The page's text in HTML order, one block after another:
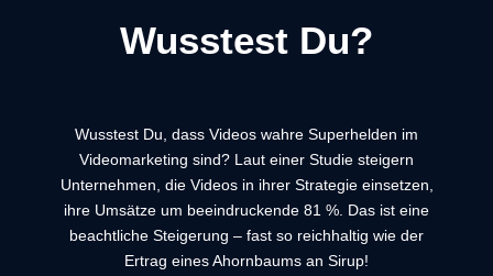
Wusstest Du?
Wusstest Du, dass Videos wahre Superhelden im
Videomarketing sind? Laut einer Studie steigern
Unternehmen, die Videos in ihrer Strategie einsetzen,
ihre Umsätze um beeindruckende 81 %. Das ist eine
beachtliche Steigerung – fast so reichhaltig wie der
Ertrag eines Ahornbaums an Sirup!